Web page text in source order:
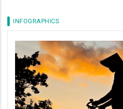
INFOGRAPHICS